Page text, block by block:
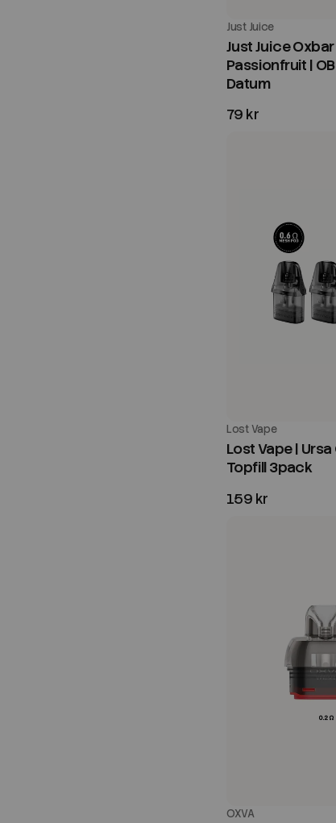
Just Juice
Just Juice
Passionfruit |
Datum
79 kr
Lost Vape
Lost Vape |
Topfill 3pack
159 kr
OXVA